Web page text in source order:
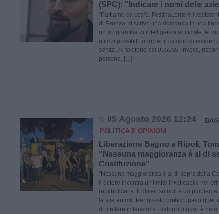
(SPC): "Indicare i nomi delle
“Partiamo da cos’è. FestinaLente è
di Firenze: si scrive una domanda in una
un programma di intelligenza artificiale. Al
utilizzi possibili: uno per il cambio di
servizi. Al telefono del 055055, invece,
persone, […]
05 Agosto 2026 12:24
POLITICA E OPINIONI
Liberazione Bagno a Ripoli,
"Nessuna maggioranza è al di
Costituzione"
“Nessuna maggioranza è al di sopra della
il potere incontra un limite invalicabile nei
repubblicana. Il dissenso non è un
la sua anima. Per questo preoccupano quei
di mettere in tensione i valori sui quali è nata